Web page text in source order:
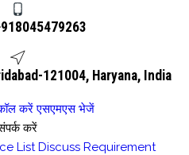
121004, Haryana, India
करें एसएमएस भेजें
करें
List Discuss Requirement